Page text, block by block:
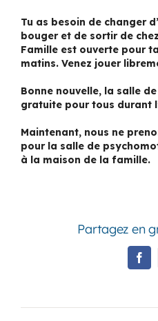
Tu as besoin de changer
bouger et de sortir de
Famille est ouverte pour
matins. Venez jouer
Bonne nouvelle, la salle
gratuite pour tous durant
Maintenant, nous ne
pour la salle de
à la maison de la famille.
Partagez en